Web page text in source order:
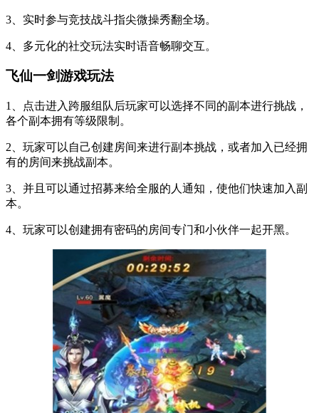
3、实时参与竞技战斗指尖微操秀翻全场。
4、多元化的社交玩法实时语音畅聊交互。
飞仙一剑游戏玩法
1、点击进入跨服组队后玩家可以选择不同的副本进行挑战，
各个副本拥有等级限制。
2、玩家可以自己创建房间来进行副本挑战，或者加入已经拥
有的房间来挑战副本。
3、并且可以通过招募来给全服的人通知，使他们快速加入副
本。
4、玩家可以创建拥有密码的房间专门和小伙伴一起开黑。